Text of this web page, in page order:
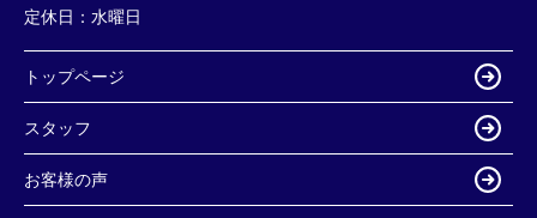
定休日： 水曜日
トップページ
スタッフ
お客様の声